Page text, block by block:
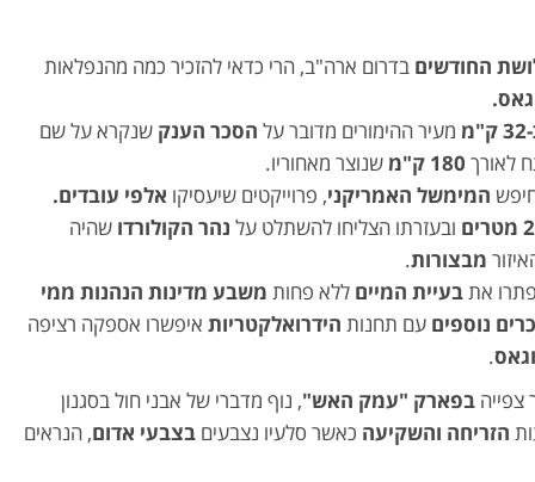
החודשים בדרום ארה"ב, הרי כדאי להזכיר כמה מהנפלאות
מעיר ההימורים מדובר על הסכר הענק שנקרא על שם
לאורך
שנוצר מאחוריו.
המימשל האמריקני, פרוייקטים שיעסיקו אלפי עובדים.
ובעזרתו הצליחו להשתלט על נהר הקולורדו שהיה
מבצורות.
אתבעיית המיים ללא פחות משבע מדינות הנהנות ממי
נוספים עם תחנות הידרואלקטריות איפשרו אספקה רציפה
.
בפארק "עמק האש", נוף מדברי של אבני חול בסגנון
הזריחה והשקיעה כאשר סלעיו נצבעים בצבעי אדום, הנראים